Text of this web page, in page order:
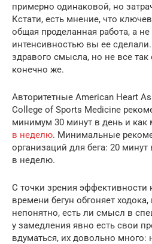
примерно одинаковой, но
Кстати, есть мнение, что
общая проделанная работа, а не
интенсивностью вы ее
здравого смысла, но не все так
конечно же.
Авторитетные American Heart
College of Sports Medicine
минимум 30 минут в день и
в неделю. Минимальные
организаций для бега: 20 минут
в неделю.
С точки зрения эффективности
времени бегун обгоняет
непонятно, есть ли смысл в
у замедления явно есть свои
вдуматься, их довольно много: